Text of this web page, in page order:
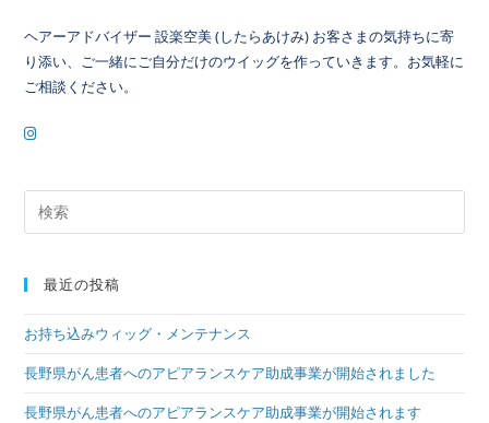
ヘアーアドバイザー 設楽空美 (したらあけみ) お客さまの気持ちに寄
り添い、ご一緒にご自分だけのウイッグを作っていきます。お気軽に
ご相談ください。
最近の投稿
お持ち込みウィッグ・メンテナンス
長野県がん患者へのアピアランスケア助成事業が開始されました
長野県がん患者へのアピアランスケア助成事業が開始されます